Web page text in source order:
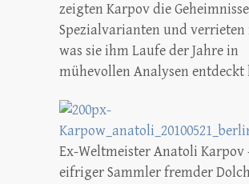
zeigten Karpov die
Spezialvarianten und verrieten
was sie ihm Laufe der Jahre in
mühevollen Analysen entdeckt
Ex-Weltmeister Anatoli Karpov
eifriger Sammler fremder